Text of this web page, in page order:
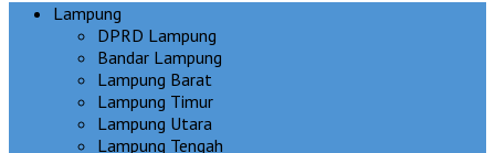
Lampung
DPRD Lampung
Bandar Lampung
Lampung Barat
Lampung Timur
Lampung Utara
Lampung Tengah